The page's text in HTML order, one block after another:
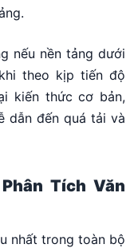
nếu nền tảng dưới
theo kịp tiến độ
kiến thức cơ bản,
dẫn đến quá tải và
Tích Văn
nhất trong toàn bộ